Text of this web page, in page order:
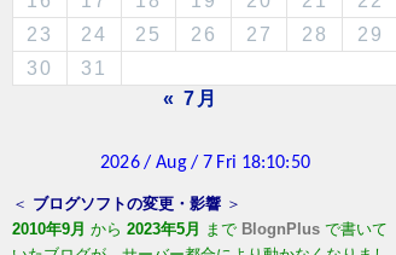
23
24 25 26 27 28
29
30
31
« 7月
＜ ブログソフトの変更・影響 ＞
2010年9月 から 2023年5月 まで BlognPlus で書いて